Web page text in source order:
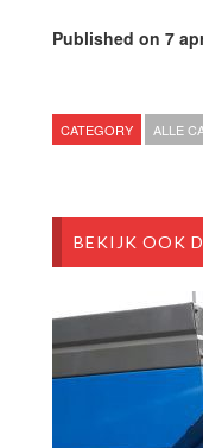
Published on 7
CATEGORY ALLE
BEKIJK OOK